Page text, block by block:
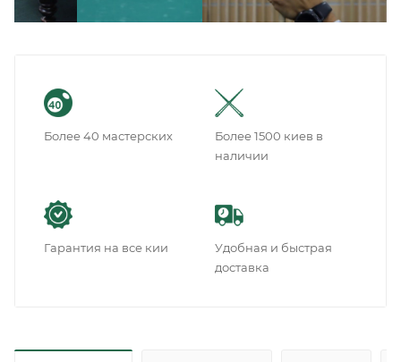
Более 40 мастерских
Более 1500 киев в
наличии
Гарантия на все кии
Удобная и быстрая
доставка